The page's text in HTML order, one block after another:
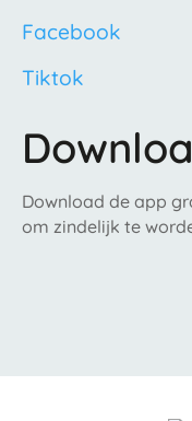
Facebook
Tiktok
Download de app
om zindelijk te